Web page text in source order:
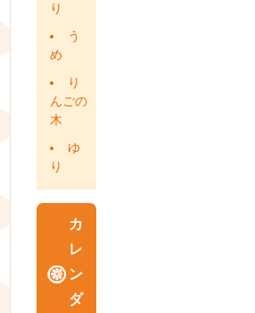
り
う
め
り
んごの
木
ゆ
り
カ
レ
ン
ダ